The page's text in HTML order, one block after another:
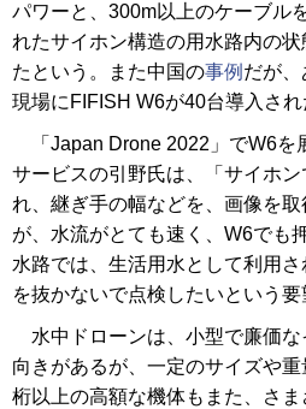
パワーと、300m以上のケーブル
れたサイホン構造の用水路内の
たという。また中国の事例 だが
現場にFIFISH W6が40台導入され
「Japan Drone 2022」でW6を
サービスの引野氏は、「サイホ
れ、継ぎ手の幅などを、画像を
が、水流がとても速く、W6でも
水路では、生活用水として利用
を抜かないで点検したいという要
水中ドローンは、小型で廉価な
向きがあるが、一定のサイズや
桁以上の高額な機体もまた、さ